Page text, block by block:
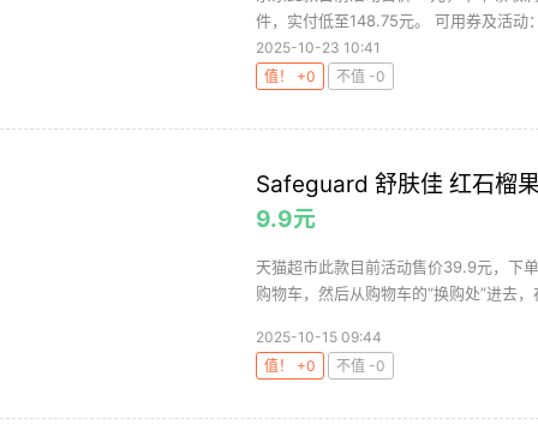
件，实付低至148.75元。 可用券及活动
2025-10-23 10:41
值！ +0
不值 -0
Safeguard 舒肤佳 红石榴
9.9元
天猫超市此款目前活动售价39.9元，下
购物车，然后从购物车的“换购处”进去
2025-10-15 09:44
值！ +0
不值 -0